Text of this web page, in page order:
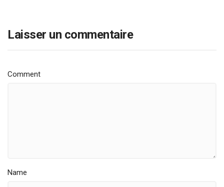
Laisser un commentaire
Comment
Name